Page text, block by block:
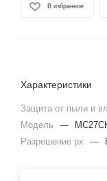
В избранное
Характеристики
Защита от пыли и
Модель
—
Разрешение px
—